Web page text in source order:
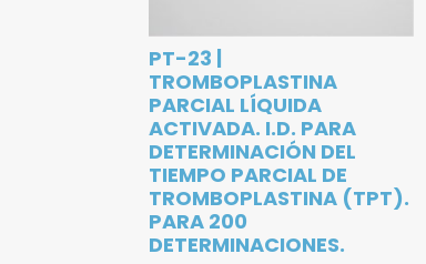
PT-23 |
TROMBOPLASTINA
PARCIAL LÍQUIDA
ACTIVADA. I.D. PARA
DETERMINACIÓN DEL
TIEMPO PARCIAL DE
TROMBOPLASTINA (TPT).
PARA 200
DETERMINACIONES.